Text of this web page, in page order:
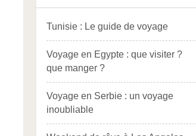
Tunisie : Le guide de voyage
Voyage en Egypte : que visiter ?
que manger ?
Voyage en Serbie : un voyage
inoubliable